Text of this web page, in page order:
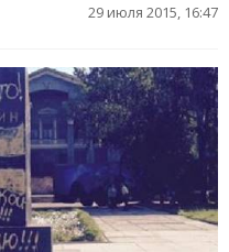
29 июля 2015, 16:47